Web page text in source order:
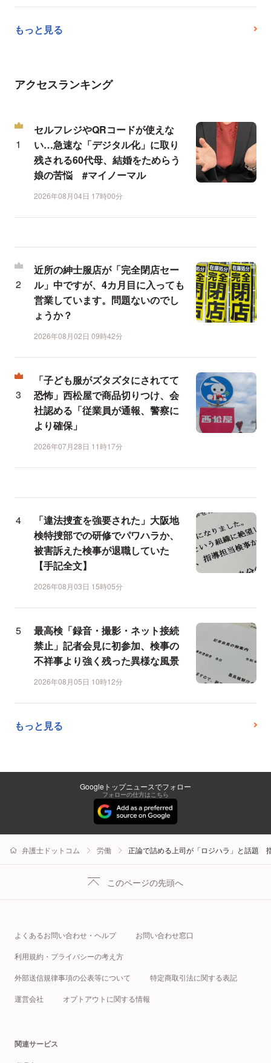
もっと見る
アクセスランキング
セルフレジやQRコードが使えな
い…急速な「デジタル化」に取り
残される60代母、結婚をためらう
娘の苦悩 #マイノーマル
2026年08月04日 17時00分
近所の紳士服店が「完全閉店セー
ル」中ですが、4カ月目に入っても
営業しています。問題ないのでし
ょうか？
2026年08月02日 09時42分
「子ども服がズタズタにされてて
恐怖」西松屋で商品切りつけ、会
社認める「従業員が通報、警察に
より確保」
2026年07月28日 11時17分
「違法捜査を強要された」大阪地
検特捜部での研修でパワハラか、
被害訴えた検事が退職していた
【手記全文】
2026年08月03日 15時05分
最高検「録音・撮影・ネット接続
禁止」記者会見に初参加、検事の
不祥事より強く残った異様な風景
2026年08月05日 10時12分
もっと見る
Googleトップニュースでフォロー
フォローの仕方はこちら
弁護士ドットコム 労働 正論で詰める上司が「ロジハラ」と話題
このページの先頭へ
よくあるお問い合わせ・ヘルプ お問い合わせ窓口
利用規約・プライバシーの考え方
外部送信規律事項の公表等について 特定商取引法に関する表記
運営会社 オプトアウトに関する情報
関連サービス